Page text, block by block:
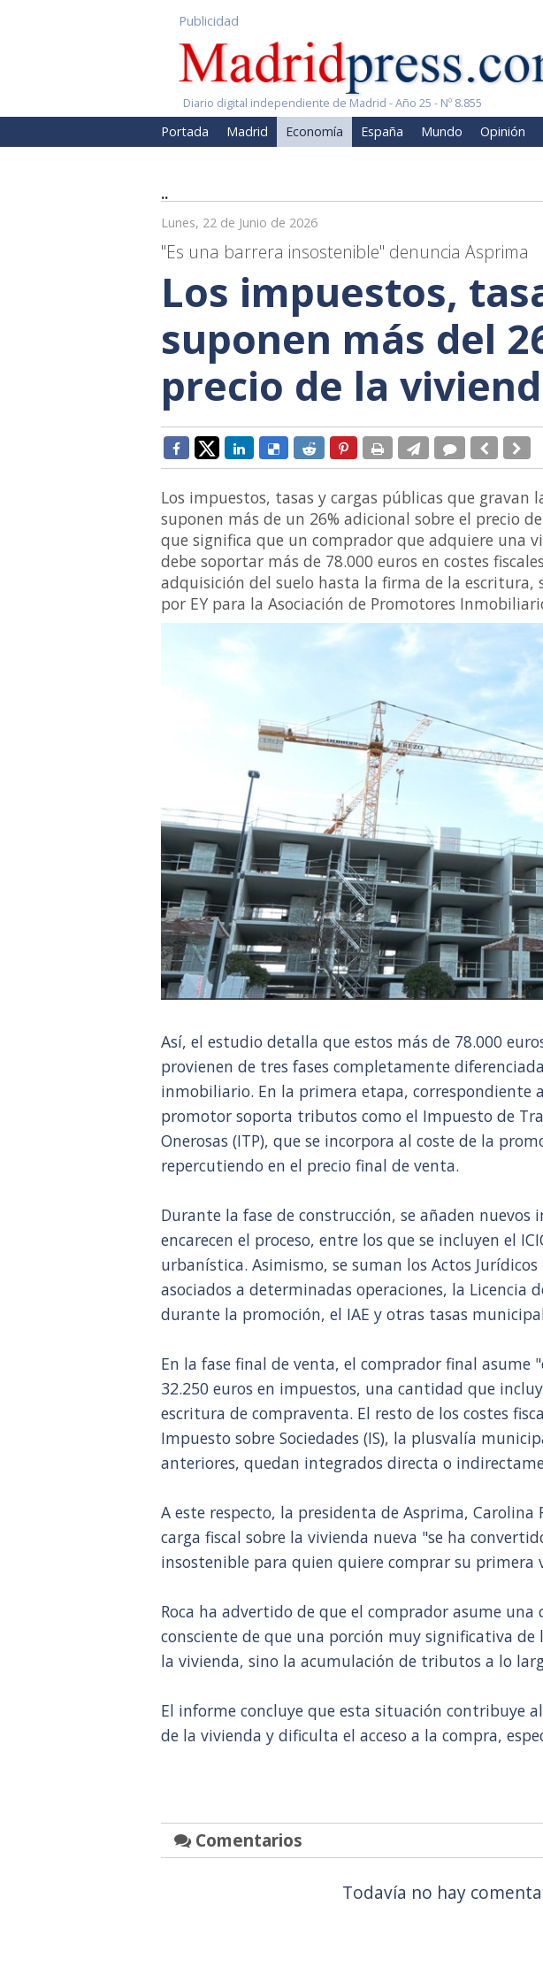
Publicidad
Diario digital independiente de Madrid - Año 25 - Nº 8.855
Portada Madrid Economía España Mundo Opinión
..
Lunes, 22 de Junio de 2026
"Es una barrera insostenible" denuncia Asprima
Los impuestos,
suponen más del
precio de la
Los impuestos, tasas y cargas públicas que gravan
suponen más de un 26% adicional sobre el precio
que significa que un comprador que adquiere una
debe soportar más de 78.000 euros en costes
adquisición del suelo hasta la firma de la escritura,
por EY para la Asociación de Promotores
Así, el estudio detalla que estos más de 78.000
provienen de tres fases completamente
inmobiliario. En la primera etapa, correspondiente
promotor soporta tributos como el Impuesto de
Onerosas (ITP), que se incorpora al coste de la
repercutiendo en el precio final de venta.
Durante la fase de construcción, se añaden nuevos
encarecen el proceso, entre los que se incluyen el
urbanística. Asimismo, se suman los Actos Jurídicos
asociados a determinadas operaciones, la Licencia
durante la promoción, el IAE y otras tasas
En la fase final de venta, el comprador final
32.250 euros en impuestos, una cantidad que
escritura de compraventa. El resto de los costes
Impuesto sobre Sociedades (IS), la plusvalía
anteriores, quedan integrados directa o
A este respecto, la presidenta de Asprima, Carolina
carga fiscal sobre la vivienda nueva "se ha
insostenible para quien quiere comprar su primera
Roca ha advertido de que el comprador asume una
consciente de que una porción muy significativa de
la vivienda, sino la acumulación de tributos a lo
El informe concluye que esta situación contribuye
de la vivienda y dificulta el acceso a la compra,
Comentarios
Todavía no hay